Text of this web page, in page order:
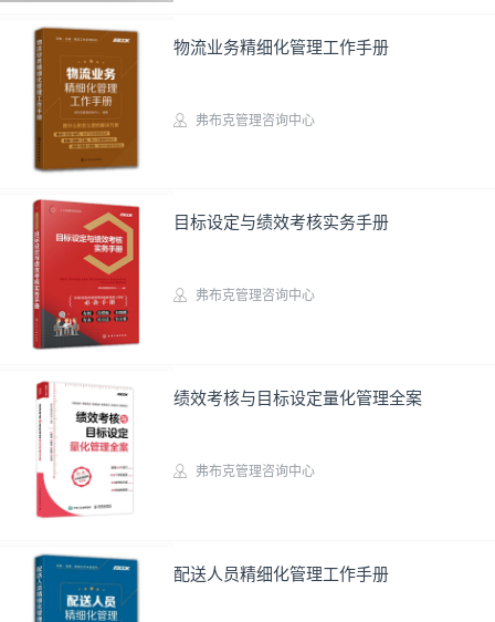
物流业务精细化管理工作手册
弗布克管理咨询中心
目标设定与绩效考核实务手册
弗布克管理咨询中心
绩效考核与目标设定量化管理全案
弗布克管理咨询中心
配送人员精细化管理工作手册